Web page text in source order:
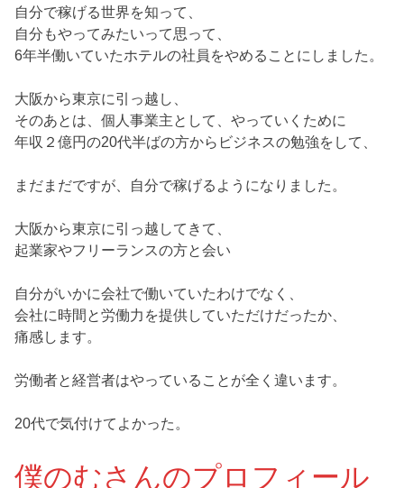
自分で稼げる世界を知って、
自分もやってみたいって思って、
6年半働いていたホテルの社員をやめることにしました。
大阪から東京に引っ越し、
そのあとは、個人事業主として、やっていくために
年収２億円の20代半ばの方からビジネスの勉強をして、
まだまだですが、自分で稼げるようになりました。
大阪から東京に引っ越してきて、
起業家やフリーランスの方と会い
自分がいかに会社で働いていたわけでなく、
会社に時間と労働力を提供していただけだったか、
痛感します。
労働者と経営者はやっていることが全く違います。
20代で気付けてよかった。
僕のむさんのプロフィール